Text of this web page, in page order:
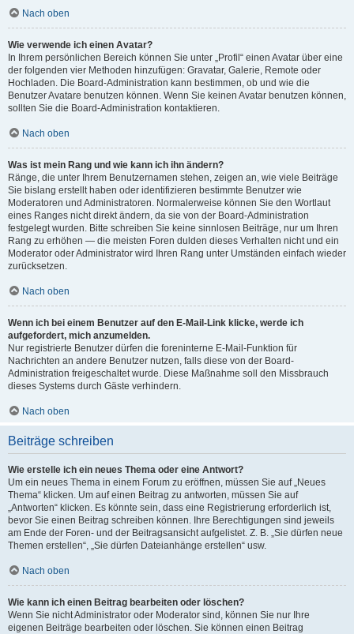
Nach oben
Wie verwende ich einen Avatar?
In Ihrem persönlichen Bereich können Sie unter „Profil“ einen Avatar über eine
der folgenden vier Methoden hinzufügen: Gravatar, Galerie, Remote oder
Hochladen. Die Board-Administration kann bestimmen, ob und wie die
Benutzer Avatare benutzen können. Wenn Sie keinen Avatar benutzen können,
sollten Sie die Board-Administration kontaktieren.
Nach oben
Was ist mein Rang und wie kann ich ihn ändern?
Ränge, die unter Ihrem Benutzernamen stehen, zeigen an, wie viele Beiträge
Sie bislang erstellt haben oder identifizieren bestimmte Benutzer wie
Moderatoren und Administratoren. Normalerweise können Sie den Wortlaut
eines Ranges nicht direkt ändern, da sie von der Board-Administration
festgelegt wurden. Bitte schreiben Sie keine sinnlosen Beiträge, nur um Ihren
Rang zu erhöhen — die meisten Foren dulden dieses Verhalten nicht und ein
Moderator oder Administrator wird Ihren Rang unter Umständen einfach wieder
zurücksetzen.
Nach oben
Wenn ich bei einem Benutzer auf den E-Mail-Link klicke, werde ich
aufgefordert, mich anzumelden.
Nur registrierte Benutzer dürfen die foreninterne E-Mail-Funktion für
Nachrichten an andere Benutzer nutzen, falls diese von der Board-
Administration freigeschaltet wurde. Diese Maßnahme soll den Missbrauch
dieses Systems durch Gäste verhindern.
Nach oben
Beiträge schreiben
Wie erstelle ich ein neues Thema oder eine Antwort?
Um ein neues Thema in einem Forum zu eröffnen, müssen Sie auf „Neues
Thema“ klicken. Um auf einen Beitrag zu antworten, müssen Sie auf
„Antworten“ klicken. Es könnte sein, dass eine Registrierung erforderlich ist,
bevor Sie einen Beitrag schreiben können. Ihre Berechtigungen sind jeweils
am Ende der Foren- und der Beitragsansicht aufgelistet. Z. B. „Sie dürfen neue
Themen erstellen“, „Sie dürfen Dateianhänge erstellen“ usw.
Nach oben
Wie kann ich einen Beitrag bearbeiten oder löschen?
Wenn Sie nicht Administrator oder Moderator sind, können Sie nur Ihre
eigenen Beiträge bearbeiten oder löschen. Sie können einen Beitrag